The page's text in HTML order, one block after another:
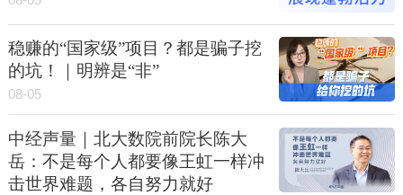
稳赚的“国家级”项目？都是骗子挖
的坑！｜明辨是“非”
08-05
中经声量｜北大数院前院长陈大
岳：不是每个人都要像王虹一样冲
击世界难题，各自努力就好